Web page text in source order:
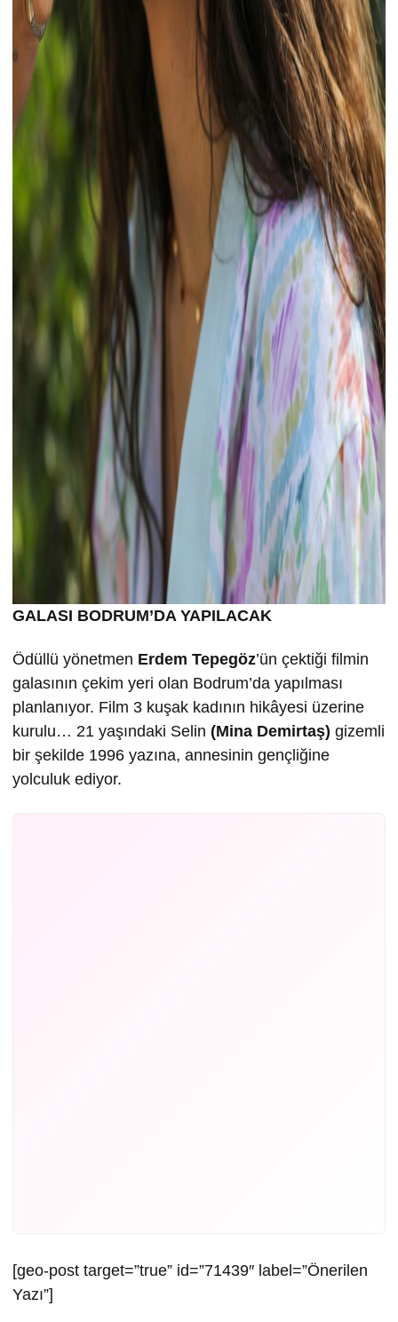
GALASI BODRUM’DA YAPILACAK
Ödüllü yönetmen Erdem Tepegöz’ün çektiği filmin
galasının çekim yeri olan Bodrum’da yapılması
planlanıyor. Film 3 kuşak kadının hikâyesi üzerine
kurulu… 21 yaşındaki Selin (Mina Demirtaş) gizemli
bir şekilde 1996 yazına, annesinin gençliğine
yolculuk ediyor.
[geo-post target=”true” id=”71439″ label=”Önerilen
Yazı”]